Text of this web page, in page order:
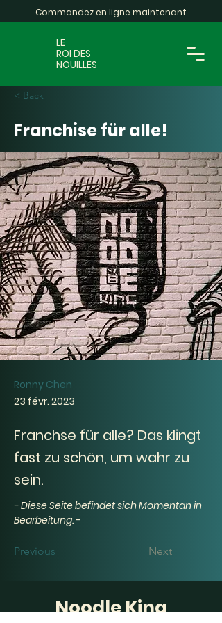
Commandez en ligne maintenant
LE
ROI DES
NOUILLES
< Back
Franchise für alle!
Ronny Chen
23 févr. 2023
Franchse für alle? Das klingt
fast zu schön, um wahr zu
sein.
- Diese Seite befindet sich Momentan in
Bearbeitung. -
Previous Next
Noodle King